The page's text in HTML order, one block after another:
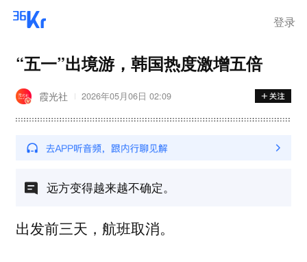
登录
“五一”出境游，韩国热度激增五倍
霞光社 2026年05月06日 02:09
远方变得越来越不确定。
出发前三天，航班取消。